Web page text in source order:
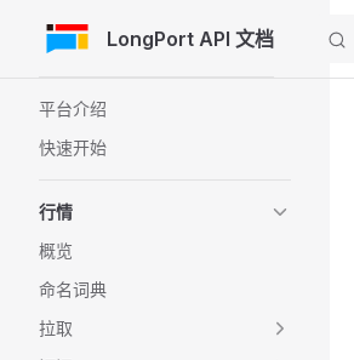
跳转到内容LongPort API 文档
平台介绍
快速开始
行情
概览
命名词典
拉取